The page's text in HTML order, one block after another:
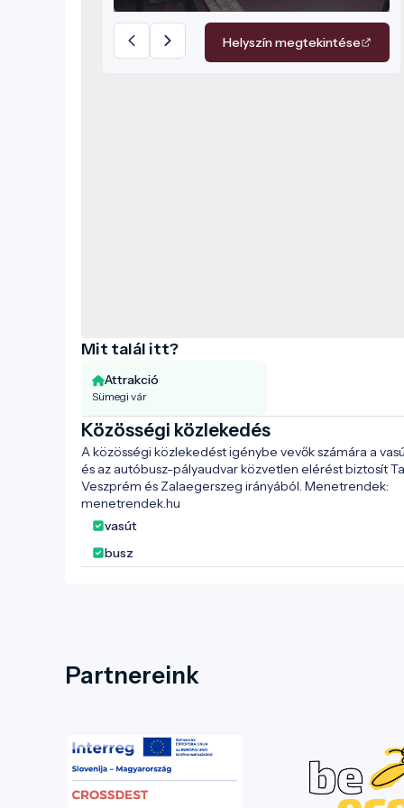
legfontosabb szimbólumává vált. Ma
nemcsak történelmi emlékhely,
hanem az élő hagyományőrzés
Helyszín megtekintése
Mit talál itt?
Attrakció
Sümegi vár
Közösségi közlekedés
A közösségi közlekedést igénybe vevők számára a
és az autóbusz-pályaudvar közvetlen elérést biztosít
Veszprém és Zalaegerszeg irányából. Menetrendek:
menetrendek.hu
vasút
busz
Partnereink